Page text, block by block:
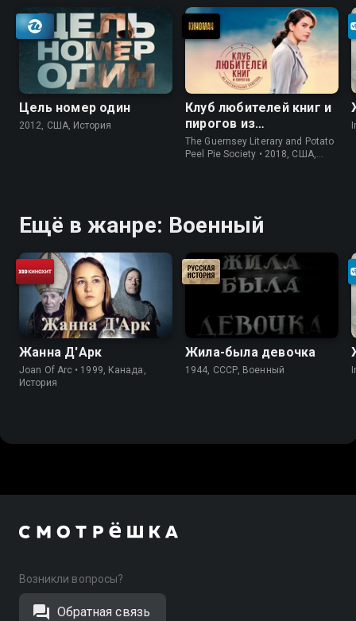
Цель номер один
2012, США, История
Клуб любителей книг и
пирогов из
картофельных
очистков
The Guernsey Literary and Potato
Peel Pie Society • 2018, США,
Ещё в жанре: Военный
Жанна Д'Арк
Joan Of Arc • 1999, Канада,
История
Жила-была девочка
1944, СССР, Военный
Возникли вопросы?
Обратная связь